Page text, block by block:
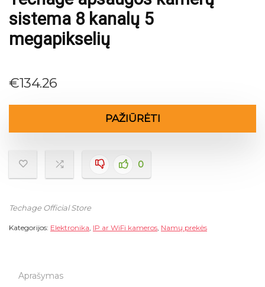
sistema 8 kanalų 5
megapikselių
€134.26
PAŽIŪRĖTI
0
Techage Official Store
Kategorijos: Elektronika, IP ar WiFi kameros, Namų prekės
Aprašymas